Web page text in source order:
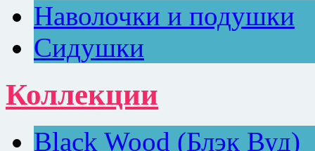
Наволочки и подушки
Сидушки
Коллекции
Black Wood (Блэк Вуд)